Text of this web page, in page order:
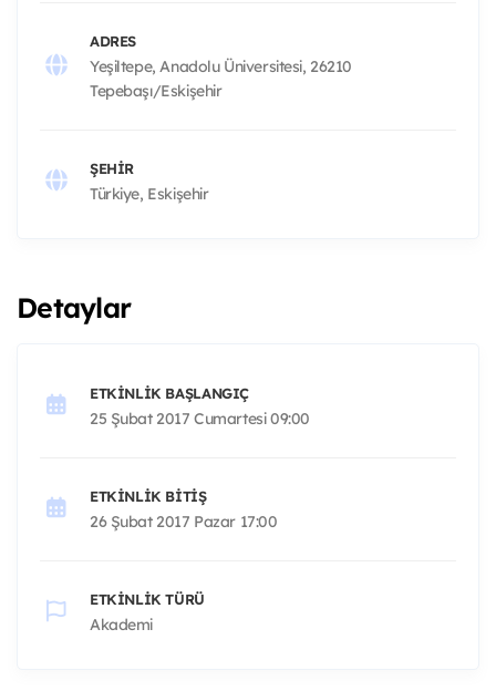
ADRES
Yeşiltepe, Anadolu Üniversitesi, 26210
Tepebaşı/Eskişehir
ŞEHIR
Türkiye, Eskişehir
Detaylar
ETKINLIK BAŞLANGIÇ
25 Şubat 2017 Cumartesi 09:00
ETKINLIK BITIŞ
26 Şubat 2017 Pazar 17:00
ETKINLIK TÜRÜ
Akademi